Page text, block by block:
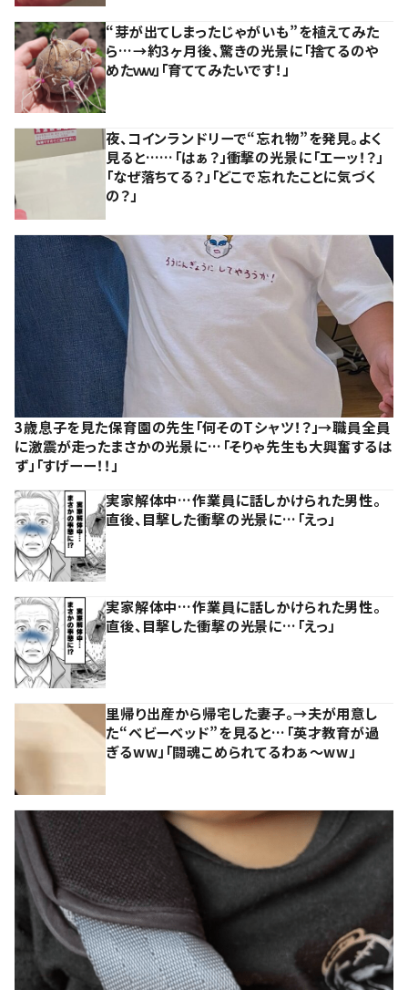
“芽が出てしまったじゃがいも”を植えてみた
ら…→約3ヶ月後、驚きの光景に「捨てるのや
めたｗｗ」「育ててみたいです！」
夜、コインランドリーで“忘れ物”を発見。よく
見ると……「はぁ？」衝撃の光景に「エーッ！？」
「なぜ落ちてる？」「どこで忘れたことに気づく
の？」
3歳息子を見た保育園の先生「何そのTシャツ！？」→職員全員
に激震が走ったまさかの光景に…「そりゃ先生も大興奮するは
ず」「すげーー！！」
実家解体中…作業員に話しかけられた男性。
直後、目撃した衝撃の光景に…「えっ」
実家解体中…作業員に話しかけられた男性。
直後、目撃した衝撃の光景に…「えっ」
里帰り出産から帰宅した妻子。→夫が用意し
た“ベビーベッド”を見ると…「英才教育が過
ぎるww」「闘魂こめられてるわぁ～ww」